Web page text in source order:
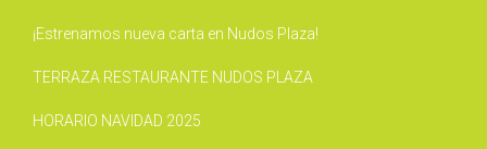
¡Estrenamos nueva carta en Nudos Plaza!
TERRAZA RESTAURANTE NUDOS PLAZA
HORARIO NAVIDAD 2025